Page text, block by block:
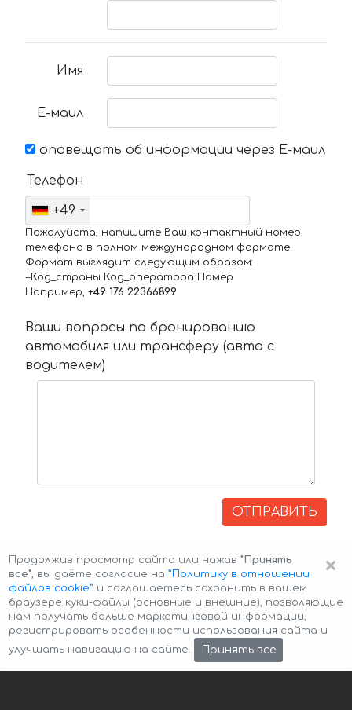
Имя
Е-маил
оповещать об информации через Е-маил
Телефон
+49
Пожалуйста, напишите Ваш контактный номер
телефона в полном международном формате.
Формат выглядит следующим образом:
+Код_страны Код_оператора Номер
Например, +49 176 22366899
Ваши вопросы по бронированию
автомобиля или трансферу (авто с
водителем)
ОТПРАВИТЬ
Авторские права © 2026 Авто-Аренда Cookie Policy
×
Продолжив просмотр сайта или нажав "Принять
все", вы даёте согласие на ”Политику в отношении
файлов cookie” и соглашаетесь сохранить в вашем
браузере куки-файлы (основные и внешние), позволяющие
нам получать больше маркетинговой информации,
регистрировать особенности использования сайта и
улучшать навигацию на сайте.
Принять все